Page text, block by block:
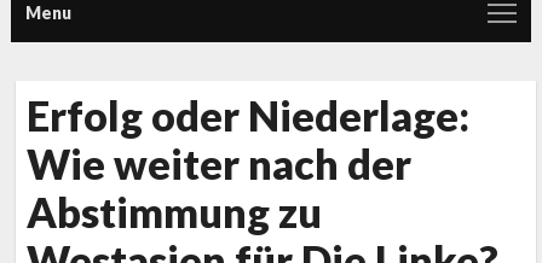
Menu
Erfolg oder Niederlage:
Wie weiter nach der
Abstimmung zu